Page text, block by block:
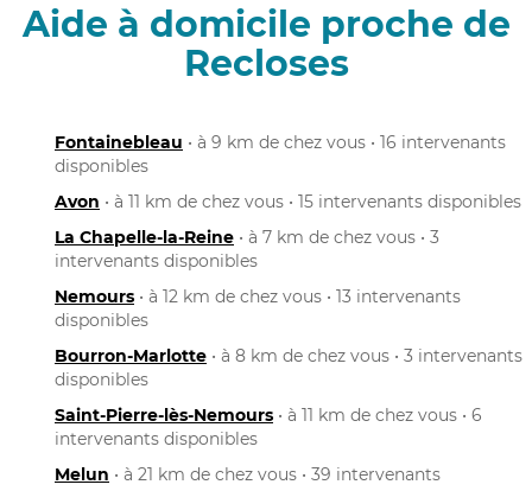
Aide à domicile proche de
Recloses
Fontainebleau • à 9 km de chez vous • 16 intervenants
disponibles
Avon • à 11 km de chez vous • 15 intervenants disponibles
La Chapelle-la-Reine • à 7 km de chez vous • 3
intervenants disponibles
Nemours • à 12 km de chez vous • 13 intervenants
disponibles
Bourron-Marlotte • à 8 km de chez vous • 3 intervenants
disponibles
Saint-Pierre-lès-Nemours • à 11 km de chez vous • 6
intervenants disponibles
Melun • à 21 km de chez vous • 39 intervenants